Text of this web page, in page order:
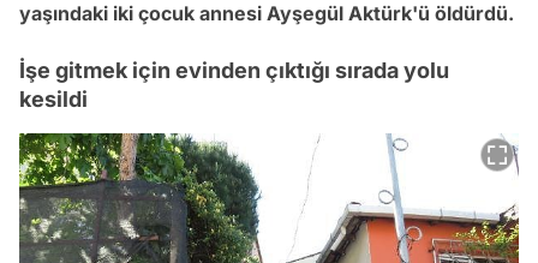
yaşındaki iki çocuk annesi Ayşegül Aktürk'ü öldürdü.
İşe gitmek için evinden çıktığı sırada yolu
kesildi